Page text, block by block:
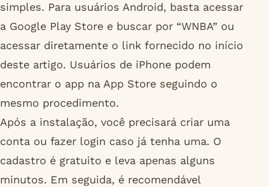
simples. Para usuários Android, basta acessar
a Google Play Store e buscar por “WNBA” ou
acessar diretamente o link fornecido no início
deste artigo. Usuários de iPhone podem
encontrar o app na App Store seguindo o
mesmo procedimento.
Após a instalação, você precisará criar uma
conta ou fazer login caso já tenha uma. O
cadastro é gratuito e leva apenas alguns
minutos. Em seguida, é recomendável